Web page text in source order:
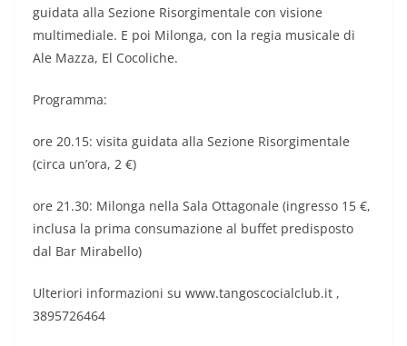
guidata alla Sezione Risorgimentale con visione
multimediale. E poi Milonga, con la regia musicale di
Ale Mazza, El Cocoliche.
Programma:
ore 20.15: visita guidata alla Sezione Risorgimentale
(circa un’ora, 2 €)
ore 21.30: Milonga nella Sala Ottagonale (ingresso 15 €,
inclusa la prima consumazione al buffet predisposto
dal Bar Mirabello)
Ulteriori informazioni su www.tangoscocialclub.it ,
3895726464